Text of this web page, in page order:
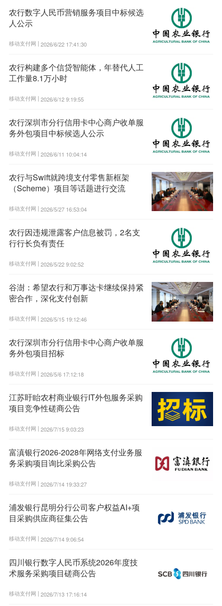
农行数字人民币营销服务项目中标候选
人公示
移动支付网 | 2026/6/22 17:41:30
农行构建多个信贷智能体，年替代人工
工作量8.1万小时
移动支付网 | 2026/6/12 9:19:55
农行深圳市分行信用卡中心商户收单服
务外包项目中标候选人公示
移动支付网 | 2026/6/11 10:04:14
农行与Swift就跨境支付零售新框架
（Scheme）项目等话题进行交流
移动支付网 | 2026/5/27 16:53:04
农行因违规泄露客户信息被罚，2名支
行行长负有责任
移动支付网 | 2026/5/22 9:02:52
谷澍：希望农行和万事达卡继续保持紧
密合作，深化支付创新
移动支付网 | 2026/5/15 19:12:46
农行深圳市分行信用卡中心商户收单服
务外包项目招标
移动支付网 | 2026/5/6 17:12:18
江苏盱眙农村商业银行IT外包服务采购
项目竞争性磋商公告
移动支付网 | 2026/7/15 9:03:23
富滇银行2026-2028年网络支付业务服
务采购项目询比采购公告
移动支付网 | 2026/7/14 19:33:27
浦发银行昆明分行公司客户权益AI+项
目采购供应商征集公告
移动支付网 | 2026/7/14 9:06:54
四川银行数字人民币系统2026年度技
术服务采购项目磋商公告
移动支付网 | 2026/7/13 17:16:14